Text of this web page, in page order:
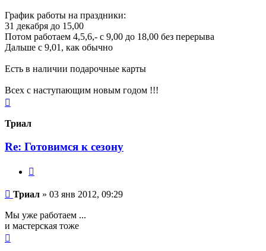
График работы на праздники:
31 декабря до 15,00
Потом работаем 4,5,6,- с 9,00 до 18,00 без перерыва
Дальше с 9,01, как обычно
Есть в наличии подарочные карты
Всех с наступающим новым годом !!!
началу
Триал
Re: Готовимся к сезону
Сообщение
Триал » 03 янв 2012, 09:29
Мы уже работаем ...
и мастерская тоже